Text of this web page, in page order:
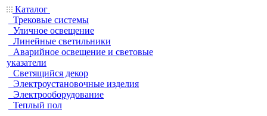
Каталог
Трековые системы
Уличное освещение
Линейные светильники
Аварийное освещение и световые
указатели
Светящийся декор
Электроустановочные изделия
Электрооборудование
Теплый пол